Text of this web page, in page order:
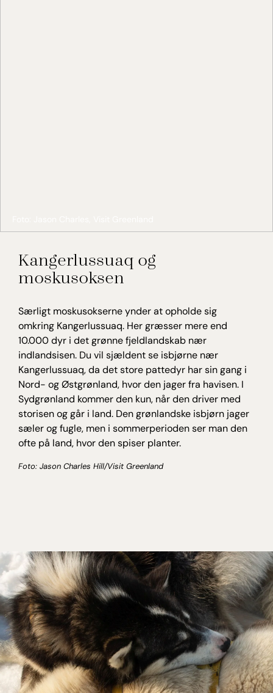
Kangerlussuaq og
moskusoksen
Særligt moskusokserne ynder at opholde sig
omkring Kangerlussuaq. Her græsser mere end
10.000 dyr i det grønne fjeldlandskab nær
indlandsisen. Du vil sjældent se isbjørne nær
Kangerlussuaq, da det store pattedyr har sin gang i
Nord- og Østgrønland, hvor den jager fra havisen. I
Sydgrønland kommer den kun, når den driver med
storisen og går i land. Den grønlandske isbjørn jager
sæler og fugle, men i sommerperioden ser man den
ofte på land, hvor den spiser planter.
Foto: Jason Charles Hill/Visit Greenland